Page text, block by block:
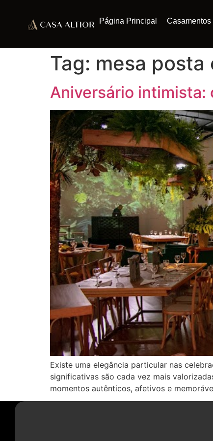
Página Principal Casamentos
Tag: mesa posta
Aniversário intimista:
Existe uma elegância particular nas
significativas são cada vez mais
momentos autênticos, afetivos e